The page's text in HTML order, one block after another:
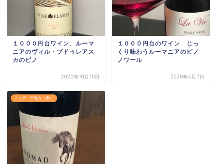
１０００円台ワイン、ルーマ
ニアのヴィル・ブドゥレアス
カのピノ
2020年10月10日
１０００円台のワイン じっ
くり味わうルーマニアのピノ
ノワール
2020年4月7日
ムンテニア地方（赤）